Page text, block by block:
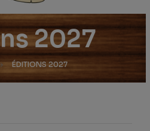
2027
ÉDITIONS 2027